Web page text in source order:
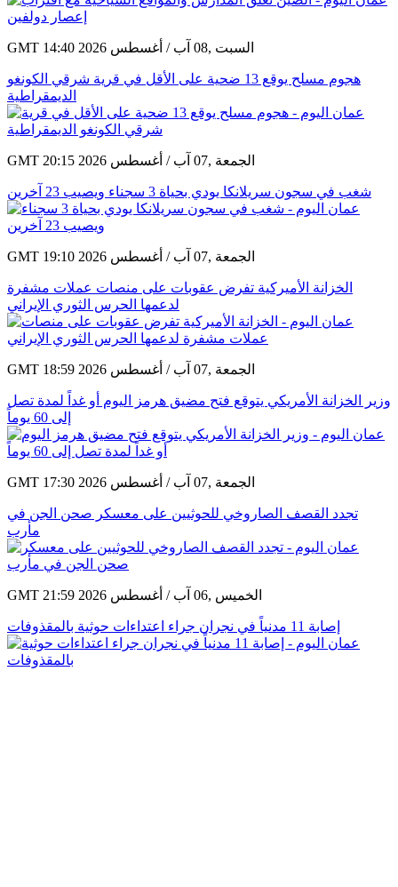
GMT 14:40 2026 السبت ,08 آب / أغسطس
هجوم مسلح يوقع 13 ضحية على الأقل في قرية شرقي الكونغو
الديمقراطية
GMT 20:15 2026 الجمعة ,07 آب / أغسطس
شغب في سجون سريلانكا يودي بحياة 3 سجناء ويصيب 23 آخرين
GMT 19:10 2026 الجمعة ,07 آب / أغسطس
الخزانة الأميركية تفرض عقوبات على منصات عملات مشفرة
لدعمها الحرس الثوري الإيراني
GMT 18:59 2026 الجمعة ,07 آب / أغسطس
وزير الخزانة الأمريكي يتوقع فتح مضيق هرمز اليوم أو غداً لمدة تصل
إلى 60 يوماً
GMT 17:30 2026 الجمعة ,07 آب / أغسطس
تجدد القصف الصاروخي للحوثيين على معسكر صحن الجن في
مأرب
GMT 21:59 2026 الخميس ,06 آب / أغسطس
إصابة 11 مدنياً في نجران جراء اعتداءات حوثية بالمقذوفات